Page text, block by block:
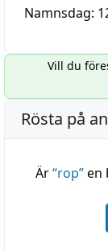
Namnsdag:
Vill du
Rösta på
Är“rop”en